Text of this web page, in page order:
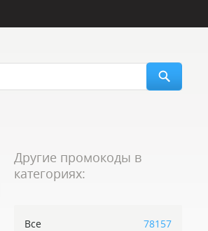
Другие промокоды в
категориях:
Все
78157